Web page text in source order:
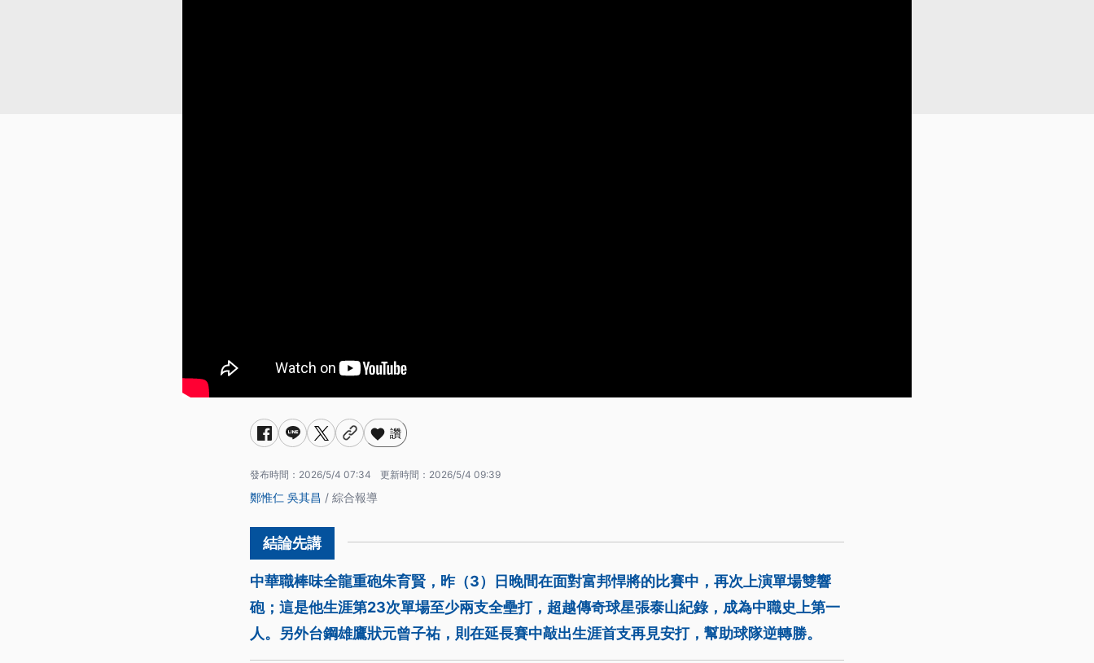
讚
發布時間： 2026/5/4 07:34 更新時間： 2026/5/4 09:39
鄭惟仁 吳其昌 / 綜合報導
中華職棒味全龍重砲朱育賢，昨（3）日晚間在面對富邦悍將的比賽中，再次上演單場雙響
砲；這是他生涯第23次單場至少兩支全壘打，超越傳奇球星張泰山紀錄，成為中職史上第一
人。另外台鋼雄鷹狀元曾子祐，則在延長賽中敲出生涯首支再見安打，幫助球隊逆轉勝。